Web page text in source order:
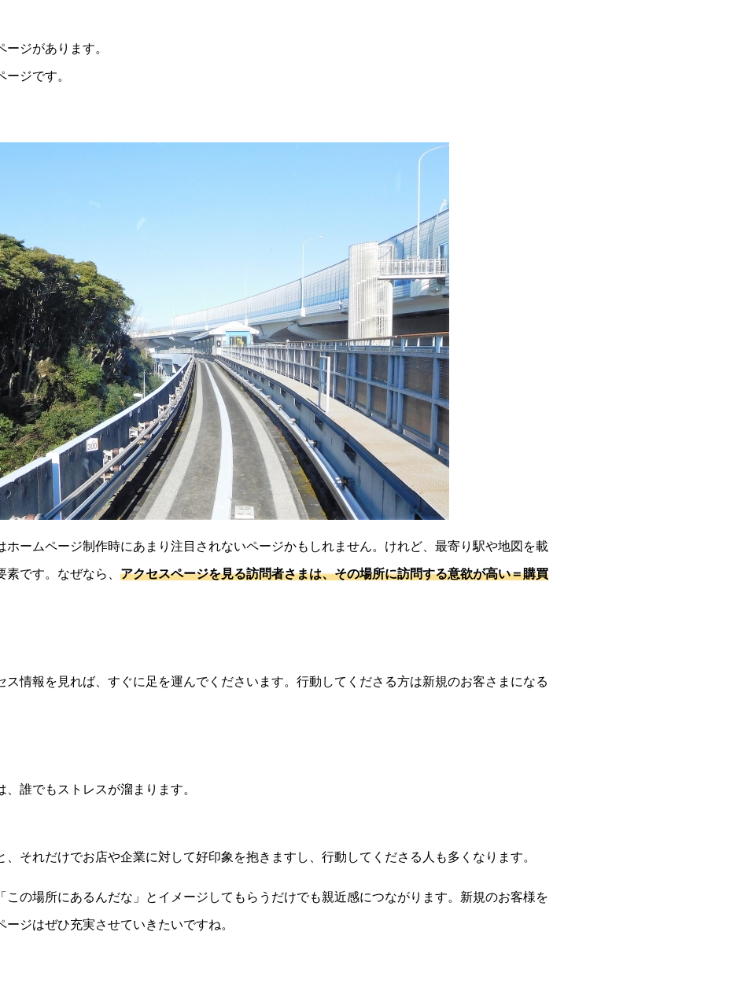
ジがあります。
ジです。
ホームページ制作時にあまり注目されないページかもしれません。けれど、最寄り駅や地図を載
です。なぜなら、 アクセスページを見る訪問者さまは、その場所に訪問する意欲が高い＝購買
ス情報を見れば、すぐに足を運んでくださいます。行動してくださる方は新規のお客さまになる
誰でもストレスが溜まります。
それだけでお店や企業に対して好印象を抱きますし、行動してくださる人も多くなります。
この場所にあるんだな」とイメージしてもらうだけでも親近感につながります。新規のお客様を
ジはぜひ充実させていきたいですね。